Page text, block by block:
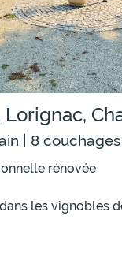
Lorignac,
| 8 couchages
rénovée
les vignobles